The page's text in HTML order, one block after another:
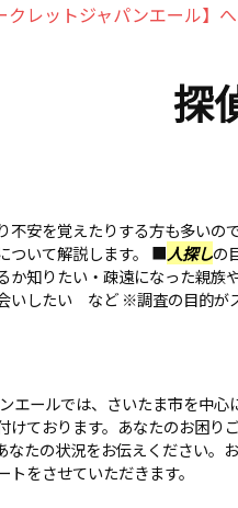
レットジャパンエール】
探
不安を覚えたりする方も多いの
ついて解説します。 ■人探しの
か知りたい・疎遠になった親族
いしたい など ※調査の目的が
エールでは、さいたま市を中心
けております。あなたのお困り
なたの状況をお伝えください。
をさせていただきます。